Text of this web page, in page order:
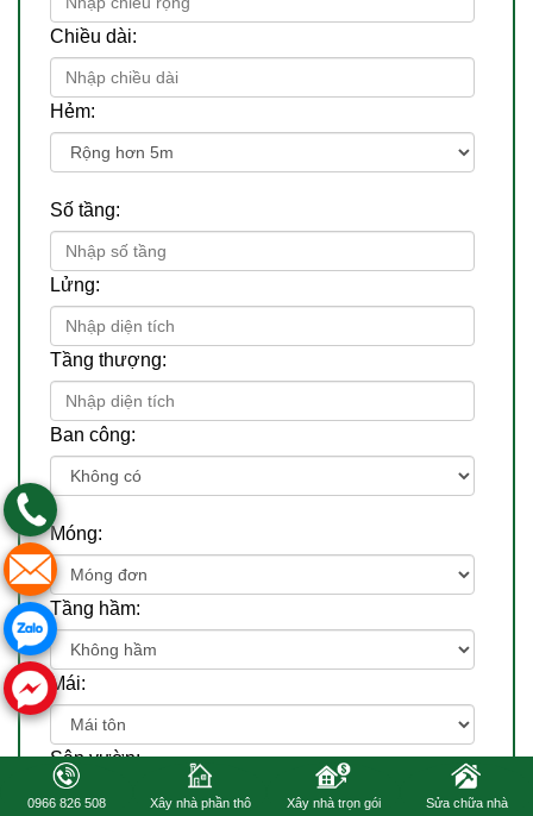
Chiều dài:
Hẻm:
Số tầng:
Lửng:
Tầng thượng:
Ban công:
Móng:
Tầng hầm:
Mái:
Sân vườn:
0966 826 508 Xây nhà phần thô Xây nhà trọn gói Sửa chữa nhà